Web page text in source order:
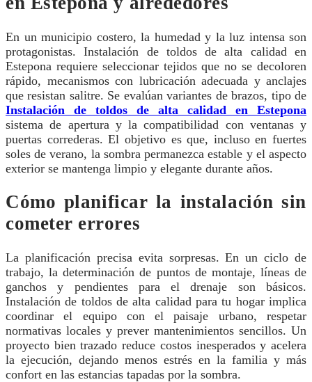
En un municipio costero, la humedad y la luz intensa son
protagonistas. Instalación de toldos de alta calidad en
Estepona requiere seleccionar tejidos que no se decoloren
rápido, mecanismos con lubricación adecuada y anclajes
que resistan salitre. Se evalúan variantes de brazos, tipo de
Instalación de toldos de alta calidad en Estepona
sistema de apertura y la compatibilidad con ventanas y
puertas correderas. El objetivo es que, incluso en fuertes
soles de verano, la sombra permanezca estable y el aspecto
exterior se mantenga limpio y elegante durante años.
Cómo planificar la instalación sin
cometer errores
La planificación precisa evita sorpresas. En un ciclo de
trabajo, la determinación de puntos de montaje, líneas de
ganchos y pendientes para el drenaje son básicos.
Instalación de toldos de alta calidad para tu hogar implica
coordinar el equipo con el paisaje urbano, respetar
normativas locales y prever mantenimientos sencillos. Un
proyecto bien trazado reduce costos inesperados y acelera
la ejecución, dejando menos estrés en la familia y más
confort en las estancias tapadas por la sombra.